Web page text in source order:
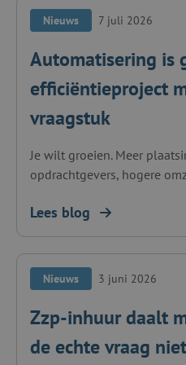
Nieuws 7 juli 2026
Automatisering is
efficiëntieproject
vraagstuk
Je wilt groeien. Meer
opdrachtgevers, hogere
Lees blog
Nieuws 3 juni 2026
Zzp-inhuur daalt
de echte vraag